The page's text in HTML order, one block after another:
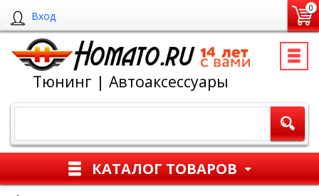
Вход
0
Тюнинг | Автоаксессуары
КАТАЛОГ ТОВАРОВ